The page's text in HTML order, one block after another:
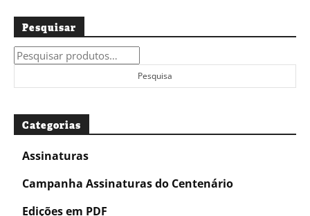
Pesquisar
Pesquisar
por:
Pesquisa
Categorias
Assinaturas
Campanha Assinaturas do Centenário
Edições em PDF